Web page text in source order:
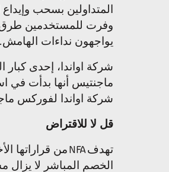
المتداولين بسحب
وفرت للمستخدمين طرق
يواجهون نداءات الهامش.
شركة اواندا، إحدى
ماجنتيس أنها بدأت في
شركة اواندا لفوركس
قل لا للاقتراض
تهدفNFA من قراراتها
الخصم المباشر لا